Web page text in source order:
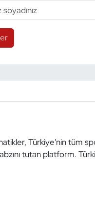
Türkiye'nin tüm
tutan platform.